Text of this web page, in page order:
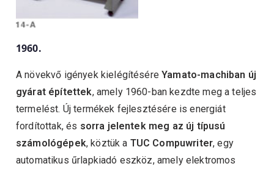
1960.
A növekvő igények kielégítéséreYamato-machiban új
gyárat építettek, amely 1960-ban kezdte meg a teljes
termelést. Új termékek fejlesztésére is energiát
fordítottak, és sorra jelentek meg az új típusú
számológépek, köztük a TUC Compuwriter, egy
automatikus űrlapkiadó eszköz, amely elektromos